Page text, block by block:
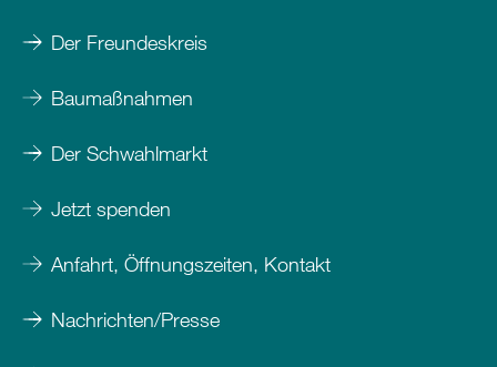
Der Freundeskreis
Baumaßnahmen
Der Schwahlmarkt
Jetzt spenden
Anfahrt, Öffnungszeiten, Kontakt
Nachrichten/Presse